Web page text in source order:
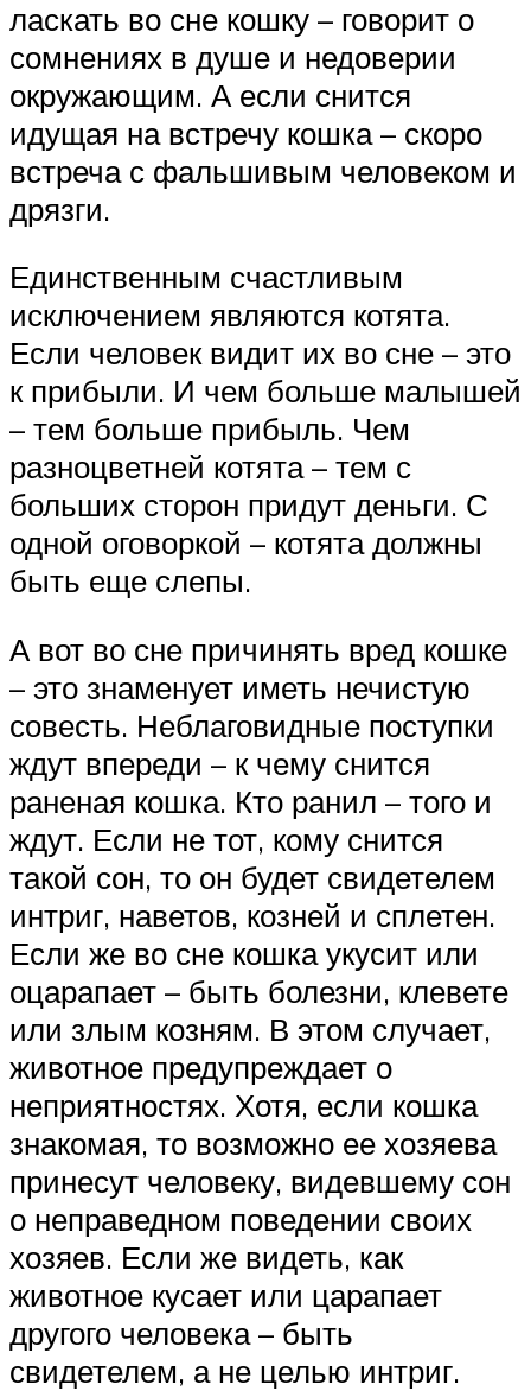
ласкать во сне кошку – говорит о
сомнениях в душе и недоверии
окружающим. А если снится
идущая на встречу кошка – скоро
встреча с фальшивым человеком и
дрязги.
Единственным счастливым
исключением являются котята.
Если человек видит их во сне – это
к прибыли. И чем больше малышей
– тем больше прибыль. Чем
разноцветней котята – тем с
больших сторон придут деньги. С
одной оговоркой – котята должны
быть еще слепы.
А вот во сне причинять вред кошке
– это знаменует иметь нечистую
совесть. Неблаговидные поступки
ждут впереди – к чему снится
раненая кошка. Кто ранил – того и
ждут. Если не тот, кому снится
такой сон, то он будет свидетелем
интриг, наветов, козней и сплетен.
Если же во сне кошка укусит или
оцарапает – быть болезни, клевете
или злым козням. В этом случает,
животное предупреждает о
неприятностях. Хотя, если кошка
знакомая, то возможно ее хозяева
принесут человеку, видевшему сон
о неправедном поведении своих
хозяев. Если же видеть, как
животное кусает или царапает
другого человека – быть
свидетелем, а не целью интриг.